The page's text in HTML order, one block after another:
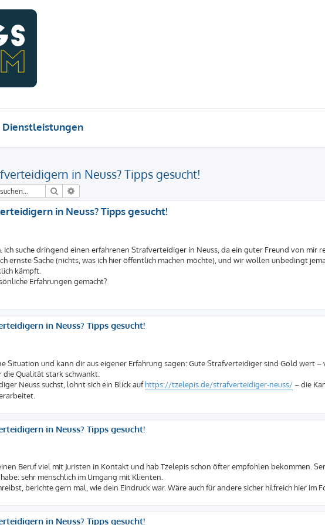
Dienstleistungen
in Neuss? Tipps gesucht!
Suche
in Neuss? Tipps gesucht!
Ich suche dringend einen erfahrenen Strafverteidiger in Neuss, da ein guter Freund von mir
ernste Sache (nichts, was ich hier öffentlich machen möchte), und wir wollen unbedingt
kämpft.
Erfahrungen gemacht?
in Neuss? Tipps gesucht!
Situation und kann dir aus eigener Erfahrung sagen: Gute Strafverteidiger sind Gold wert –
die Qualität stark schwankt.
Neuss suchst, lohnt sich ein Blick aufhttps://tzelepis.de/strafverteidiger-neuss/– die
in Neuss? Tipps gesucht!
Beruf viel mit Juristen in Kontakt und hab Tzelepis schon öfter empfohlen bekommen.
sehr menschlich im Umgang mit Klienten.
berichte gern mal, wie dein Eindruck war. Wäre auch für andere sicher hilfreich hier im
in Neuss? Tipps gesucht!